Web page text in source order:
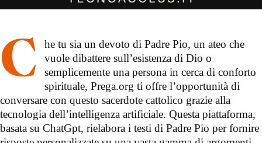
Che tu sia un devoto di Padre Pio, un ateo che
vuole dibattere sull’esistenza di Dio o
semplicemente una persona in cerca di conforto
spirituale, Prega.org ti offre l’opportunità di
conversare con questo sacerdote cattolico grazie alla
tecnologia dell’intelligenza artificiale. Questa piattaforma,
basata su ChatGpt, rielabora i testi di Padre Pio per fornire